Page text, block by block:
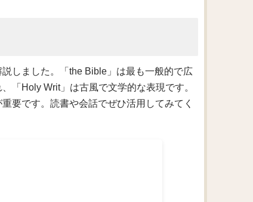
しました。「the Bible」は最も一般的で広
「Holy Writ」は古風で文学的な表現です。
要です。読書や会話でぜひ活用してみてく